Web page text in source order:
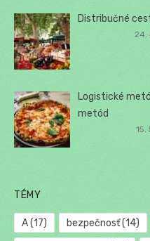
Distribučné
24.
Logistické
metód
15.
TÉMY
A(17) bezpečnosť(14)